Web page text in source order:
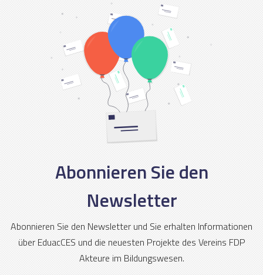
Abonnieren Sie den
Newsletter
Abonnieren Sie den Newsletter und Sie erhalten Informationen
über EduacCES und die neuesten Projekte des Vereins FDP
Akteure im Bildungswesen.